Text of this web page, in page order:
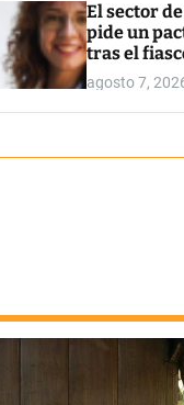
El sector
pide un
tras el
para
compra
agosto 7,